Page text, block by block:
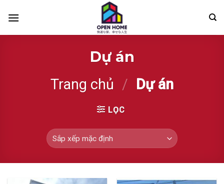
Dự án
Trang chủ / Dự án
LỌC